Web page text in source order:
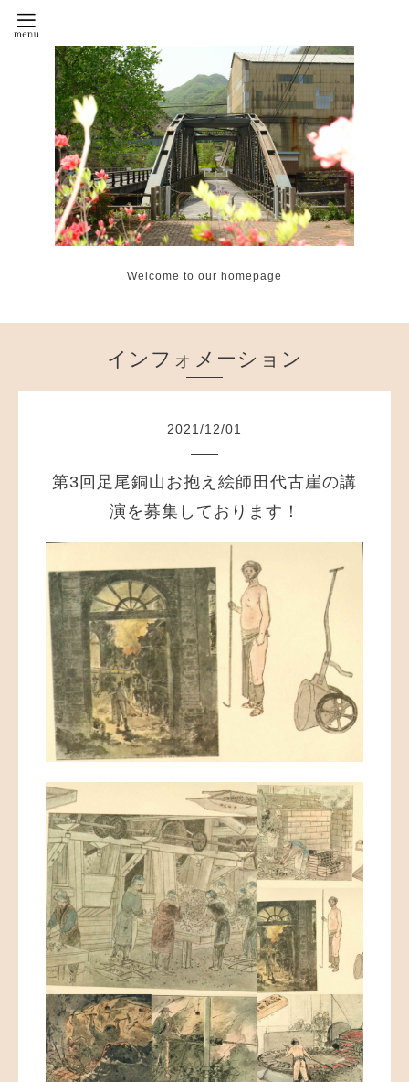
Welcome to our homepage
インフォメーション
2021 /12/01
第3回足尾銅山お抱え絵師田代古崖の講
演を募集しております！